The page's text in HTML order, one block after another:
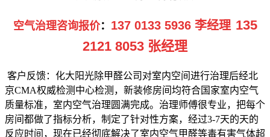
空气治理咨询报价： 137 0133 5936 李经理 135
2121 8053 张经理
客户反馈：化大阳光除甲醛公司对室内空间进行治理后经北
京CMA权威检测中心检测，新装修房间均符合国家室内空气
质量标准，室内空气治理圆满完成。治理师傅很专业，把每个
房间都做了指标分析，制定了针对性方案，经过3-7天的天的
反应时间，现在已经彻底解决了室内空气甲醛等毒有害气体超